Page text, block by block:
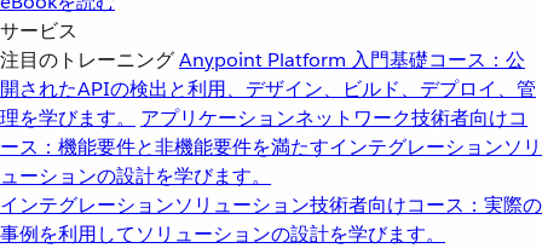
サービス
注目のトレーニングAnypoint Platform 入門基礎コース：公
開されたAPIの検出と利用、デザイン、ビルド、デプロイ、管
理を学びます。
アプリケーションネットワーク技術者向けコ
ース：機能要件と非機能要件を満たすインテグレーションソリ
ューションの設計を学びます。
インテグレーションソリューション技術者向けコース：実際の
事例を利用してソリューションの設計を学びます。